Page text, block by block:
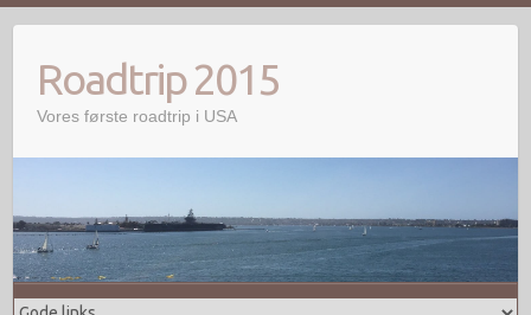
contentRoadtrip 2015
Vores første roadtrip i USA